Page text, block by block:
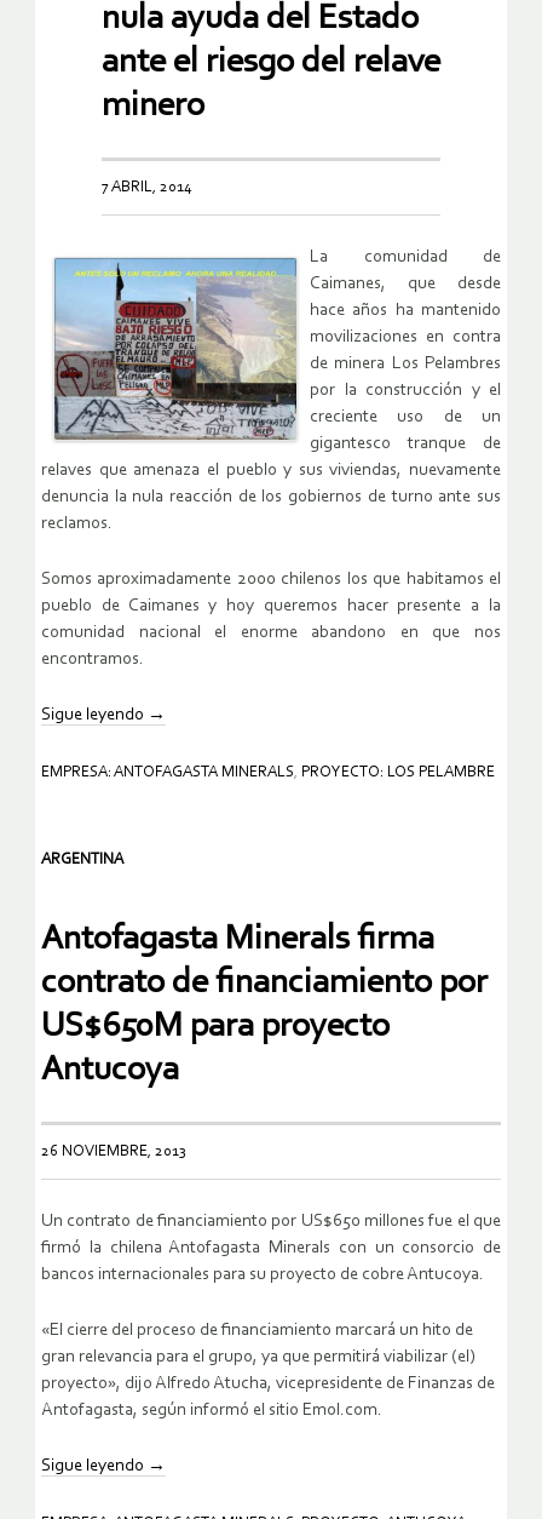
nula ayuda del Estado
ante el riesgo del relave
minero
7 ABRIL, 2014
La comunidad de
Caimanes, que desde
hace años ha mantenido
movilizaciones en contra
de minera Los Pelambres
por la construcción y el
creciente uso de un
gigantesco tranque de
relaves que amenaza el pueblo y sus viviendas, nuevamente
denuncia la nula reacción de los gobiernos de turno ante sus
reclamos.
Somos aproximadamente 2000 chilenos los que habitamos el
pueblo de Caimanes y hoy queremos hacer presente a la
comunidad nacional el enorme abandono en que nos
encontramos.
Sigue leyendo →
EMPRESA: ANTOFAGASTA MINERALS, PROYECTO: LOS PELAMBRE
ARGENTINA
Antofagasta Minerals firma
contrato de financiamiento por
US$650M para proyecto
Antucoya
26 NOVIEMBRE, 2013
Un contrato de financiamiento por US$650 millones fue el que
firmó la chilena Antofagasta Minerals con un consorcio de
bancos internacionales para su proyecto de cobre Antucoya.
«El cierre del proceso de financiamiento marcará un hito de
gran relevancia para el grupo, ya que permitirá viabilizar (el)
proyecto», dijo Alfredo Atucha, vicepresidente de Finanzas de
Antofagasta, según informó el sitio Emol.com.
Sigue leyendo →